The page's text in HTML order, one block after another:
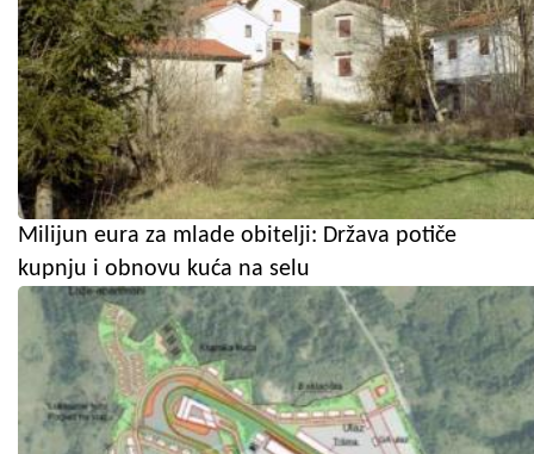
Milijun eura za mlade obitelji: Država potiče
kupnju i obnovu kuća na selu